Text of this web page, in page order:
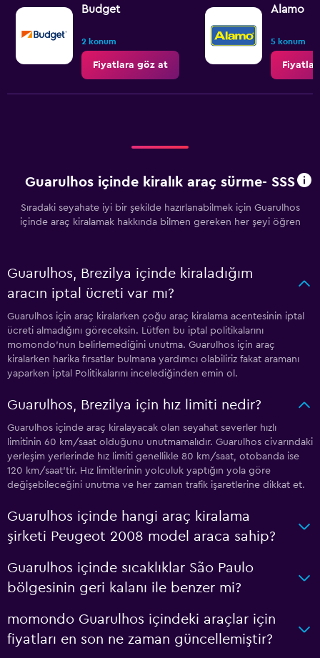
Budget
2 konum
Fiyatlara göz at
Alamo
5 konum
Guarulhos içinde kiralık araç sürme- SSS
Sıradaki seyahate iyi bir şekilde hazırlanabilmek için Guarulhos
içinde araç kiralamak hakkında bilmen gereken her şeyi öğren
Guarulhos, Brezilya içinde kiraladığım
aracın iptal ücreti var mı?
Guarulhos için araç kiralarken çoğu araç kiralama acentesinin iptal
ücreti almadığını göreceksin. Lütfen bu iptal politikalarını
momondo'nun belirlemediğini unutma. Guarulhos için araç
kiralarken harika fırsatlar bulmana yardımcı olabiliriz fakat aramanı
yaparken İptal Politikalarını incelediğinden emin ol.
Guarulhos, Brezilya için hız limiti nedir?
Guarulhos içinde araç kiralayacak olan seyahat severler hızlı
limitinin 60 km/saat olduğunu unutmamalıdır. Guarulhos civarındaki
yerleşim yerlerinde hız limiti genellikle 80 km/saat, otobanda ise
120 km/saat'tir. Hız limitlerinin yolculuk yaptığın yola göre
değişebileceğini unutma ve her zaman trafik işaretlerine dikkat et.
Guarulhos içinde hangi araç kiralama
şirketi Peugeot 2008 model araca sahip?
Guarulhos içinde sıcaklıklar São Paulo
bölgesinin geri kalanı ile benzer mi?
momondo Guarulhos içindeki araçlar için
fiyatları en son ne zaman güncellemiştir?